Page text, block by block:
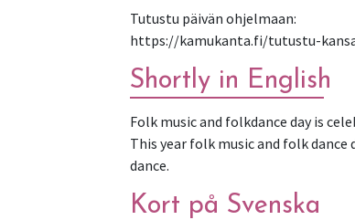
Tutustu päivän ohjelmaan:
https://kamukanta.fi/tutustu-
Shortly in English
Folk music and folkdance day is
This year folk music and folk
dance.
Kort på Svenska